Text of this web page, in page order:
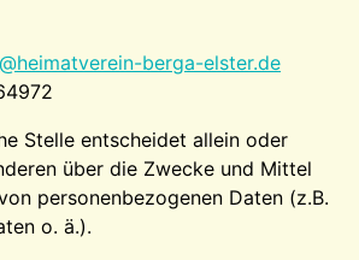
berga-elster.de
Stelle entscheidet allein oder
über die Zwecke und Mittel
personenbezogenen Daten (z.B.
o. ä.).